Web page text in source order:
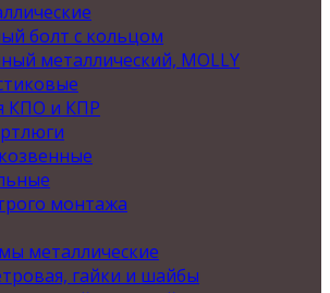
болт с кольцом
металлический, MOLLY
КПО и КПР
монтажа
металлические
гайки и шайбы